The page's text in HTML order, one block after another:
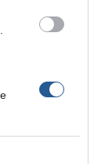
φάρμακα;
της βουτιάς
κατηγορία
μετατρεπτικού
είναι φάρμακα
μπορεί να